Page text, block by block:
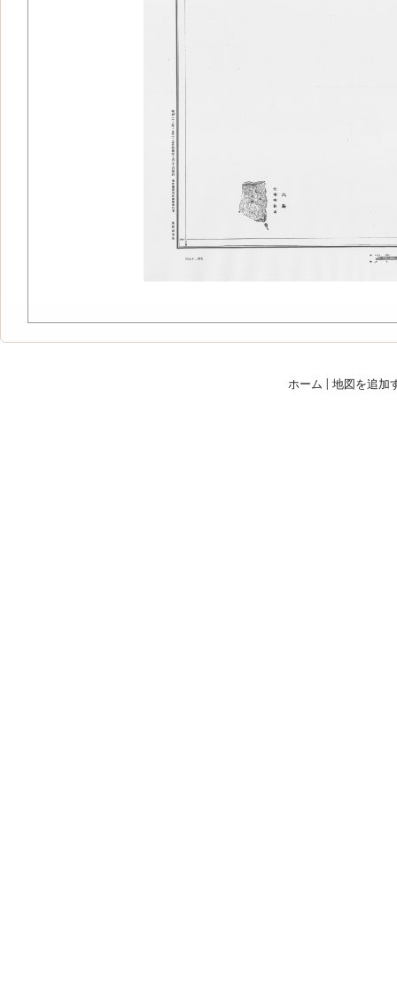
ホーム | 地図を追加